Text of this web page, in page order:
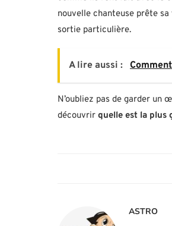
nouvelle chanteuse prête
sortie particulière.
A lire aussi :
N’oubliez pas de garder un
découvrir quelle est la plus
ASTRO